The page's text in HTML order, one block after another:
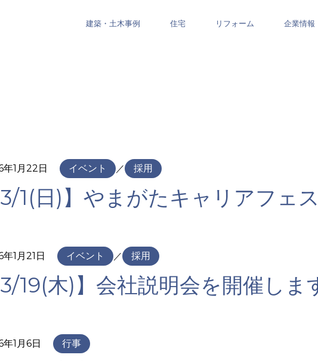
建築・土木事例 住宅 リフォーム 企業情報
1月22日 イベント ／ 採用
3/1(日)】やまがたキャリアフェ
1月21日 イベント ／ 採用
3/19(木)】会社説明会を開催しま
1月6日 行事